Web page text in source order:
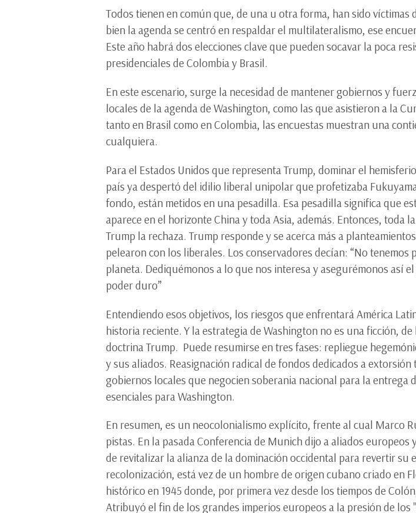
Todos tienen en común que, de una u otra forma, han sido víctimas
bien la agenda se centró en respaldar el multilateralismo, ese
Este año habrá dos elecciones clave que pueden socavar la poca
presidenciales de Colombia y Brasil.
En este escenario, surge la necesidad de mantener gobiernos y
locales de la agenda de Washington, como las que asistieron a la
tanto en Brasil como en Colombia, las encuestas muestran una
cualquiera.
Para el Estados Unidos que representa Trump, dominar el
país ya despertó del idilio liberal unipolar que profetizaba
fondo, están metidos en una pesadilla. Esa pesadilla significa que
aparece en el horizonte China y toda Asia, además. Entonces,
Trump la rechaza. Trump responde y se acerca más a
pelearon con los liberales. Los conservadores decían: “No
planeta. Dediquémonos a lo que nos interesa y asegurémonos así
poder duro”
Entendiendo esos objetivos, los riesgos que enfrentará América
historia reciente. Y la estrategia de Washington no es una ficción,
doctrina Trump. Puede resumirse en tres fases: repliegue
y sus aliados. Reasignación radical de fondos dedicados a
gobiernos locales que negocien soberania nacional para la
esenciales para Washington.
En resumen, es un neocolonialismo explícito, frente al cual Marco
pistas. En la pasada Conferencia de Munich dijo a aliados
de revitalizar la alianza de la dominación occidental para revertir
recolonización, está vez de un hombre de origen cubano criado
histórico en 1945 donde, por primera vez desde los tiempos de
Atribuyó el fin de los grandes imperios europeos a la presión de